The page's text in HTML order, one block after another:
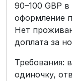
90–100 GBP
оформление
Нет
доплата за
Требования:
одиночку,